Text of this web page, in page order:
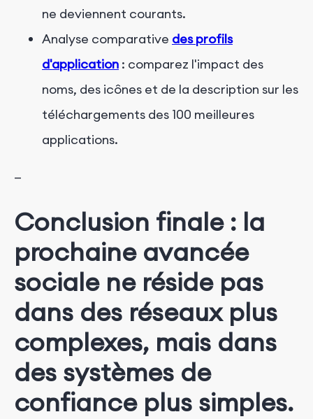
ne deviennent courants.
Analyse comparative des profils
d'application : comparez l'impact des
noms, des icônes et de la description sur les
téléchargements des 100 meilleures
applications.
—
Conclusion finale : la
prochaine avancée
sociale ne réside pas
dans des réseaux plus
complexes, mais dans
des systèmes de
confiance plus simples.